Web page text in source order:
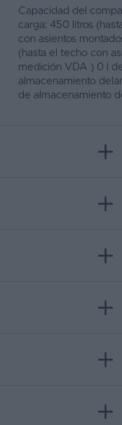
Capacidad del
carga: 450 litros
con asientos
(hasta el techo con
medición VDA ) 0 l
almacenamiento
de almacenamiento